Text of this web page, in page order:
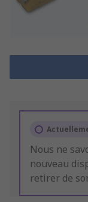
Nous ne
nouveau
retirer de